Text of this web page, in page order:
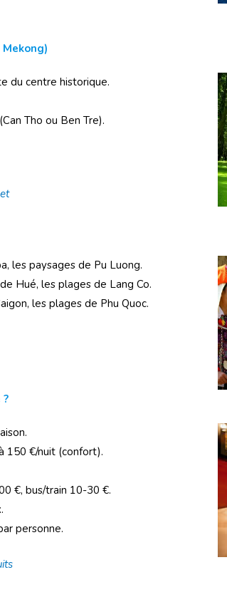
du centre historique.
Tho ou Ben Tre).
les paysages de Pu Luong.
Hué, les plages de Lang Co.
les plages de Phu Quoc.
150 €/nuit (confort).
€, bus/train 10-30 €.
personne.